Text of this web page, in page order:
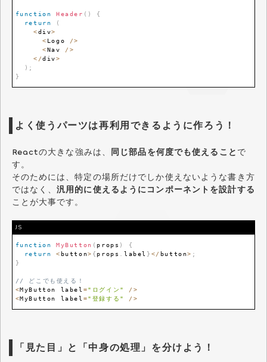
function Header ( )
{
return
(
<div>
< Logo />
<Nav / >
< /div>
) ;
}
よく使うパーツは再利用できるように作ろう！
Reactの大きな強みは、 同じ部品を何度でも使えること で
す。
そのためには、特定の場所だけでしか使えないような書き方
ではなく、汎用的に使えるようにコンポーネントを設計する
ことが大事です。
JS
function MyButton ( props )
{
return
< button> { props label } </ button> ;
}
// どこでも使える！
<MyButton label ="ログイン" / >
<MyButton label ="登録する" / >
「見た目」と「中身の処理」を分けよう！